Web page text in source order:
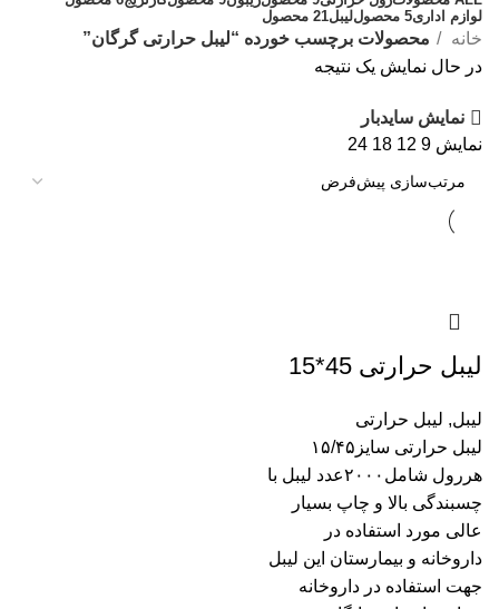
لوازم اداری5 محصول لیبل21 محصول
خانه
محصولات برچسب خورده “لیبل حرارتی گرگان”
در حال نمایش یک نتیجه
نمایش سایدبار
نمایش 9
12
18
24
لیبل حرارتی 45*15
لیبل, لیبل حرارتی
لیبل حرارتی سایز۱۵/۴۵
هررول شامل۲۰۰۰عدد لیبل با
چسبندگی بالا و چاپ بسیار
عالی مورد استفاده در
داروخانه و بیمارستان این لیبل
جهت استفاده در داروخانه